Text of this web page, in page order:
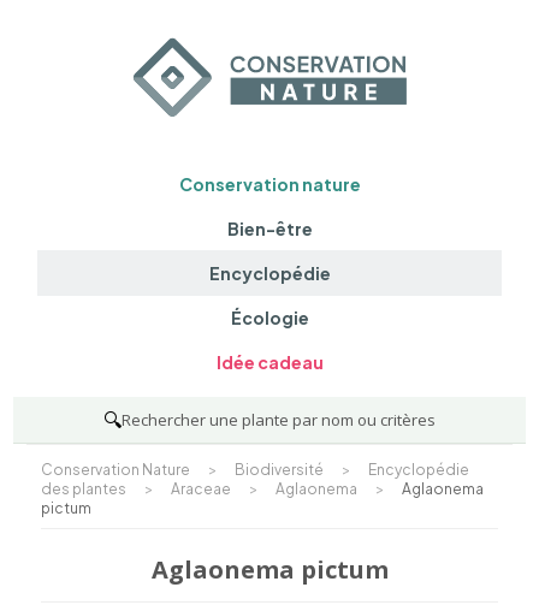
Conservation nature
Bien-être
Encyclopédie
Écologie
Idée cadeau
🔍Rechercher une plante par nom ou critères
Conservation Nature > Biodiversité >
Encyclopédie
des plantes
> Araceae > Aglaonema >
Aglaonema
pictum
Aglaonema pictum